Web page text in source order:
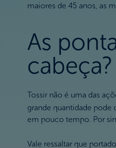
maiores de 45 anos, as
As
cabeça?
Tossir não é uma das
grande quantidade pode
em pouco tempo. Por
Vale ressaltar que